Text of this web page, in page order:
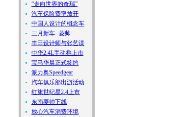
“走向世界的奇瑞”
汽车保险费率放开
中国人设计的概念车
三月新车--菱帅
丰田设计师与张艺谋
中华2.4L手动档上市
宝马华晨正式签约
派力奥Speedgear
汽车俱乐部出游活动
红旗世纪星2.4上市
东南菱帅下线
放心汽车消费环境